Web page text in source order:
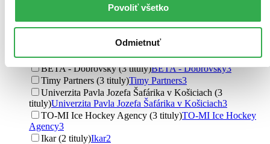
Povoliť všetko
Odmietnuť
Komenského Bratislava4
Ostravská univerzita (4 tituly)Ostravská univerzita4
Slovenské pedagogické nakladateľstvo - Mladé letá
Naše vojsko (3 tituly)Naše vojsko3
BETA - Dobrovský (3 tituly)BETA - Dobrovský3
Timy Partners (3 tituly)Timy Partners3
Univerzita Pavla Jozefa Šafárika v Košiciach (3
tituly)Univerzita Pavla Jozefa Šafárika v Košiciach3
TO-MI Ice Hockey Agency (3 tituly)TO-MI Ice Hockey
Agency3
Ikar (2 tituly)Ikar2